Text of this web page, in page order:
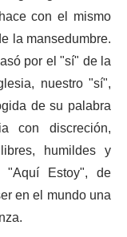
con el mismo
la mansedumbre.
por el "sí" de la
nuestro "sí",
de su palabra
con discreción,
humildes y
"Aquí Estoy", de
en el mundo una